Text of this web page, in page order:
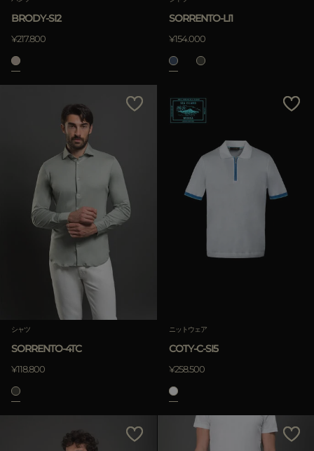
クリア
BRODY-SI2
¥217.800
SORRENTO-LI1
¥154.000
シャツ
SORRENTO-4TC
¥118.800
ニットウェア
COTY-C-SI5
¥258.500